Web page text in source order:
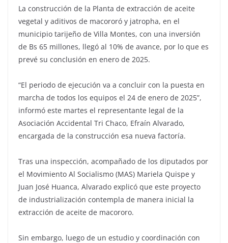
La construcción de la Planta de extracción de aceite
vegetal y aditivos de macororó y jatropha, en el
municipio tarijeño de Villa Montes, con una inversión
de Bs 65 millones, llegó al 10% de avance, por lo que es
prevé su conclusión en enero de 2025.
“El periodo de ejecución va a concluir con la puesta en
marcha de todos los equipos el 24 de enero de 2025”,
informó este martes el representante legal de la
Asociación Accidental Tri Chaco, Efraín Alvarado,
encargada de la construcción esa nueva factoría.
Tras una inspección, acompañado de los diputados por
el Movimiento Al Socialismo (MAS) Mariela Quispe y
Juan José Huanca, Alvarado explicó que este proyecto
de industrialización contempla de manera inicial la
extracción de aceite de macororo.
Sin embargo, luego de un estudio y coordinación con